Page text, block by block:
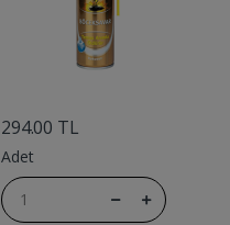
294.00 TL
Adet